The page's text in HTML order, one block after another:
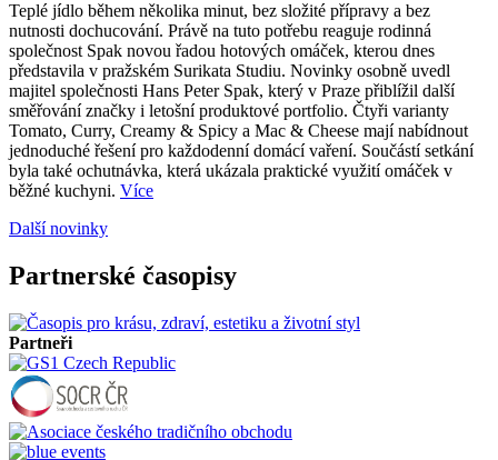
Teplé jídlo během několika minut, bez složité přípravy a bez
nutnosti dochucování. Právě na tuto potřebu reaguje rodinná
společnost Spak novou řadou hotových omáček, kterou dnes
představila v pražském Surikata Studiu. Novinky osobně uvedl
majitel společnosti Hans Peter Spak, který v Praze přiblížil další
směřování značky i letošní produktové portfolio. Čtyři varianty
Tomato, Curry, Creamy & Spicy a Mac & Cheese mají nabídnout
jednoduché řešení pro každodenní domácí vaření. Součástí setkání
byla také ochutnávka, která ukázala praktické využití omáček v
běžné kuchyni. Více
Další novinky
Partnerské časopisy
Partneři